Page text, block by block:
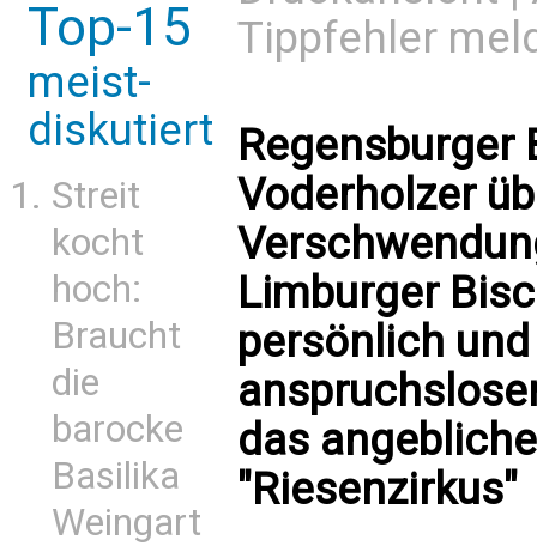
Top-15
meist-
diskutiert
Streit
kocht
hoch:
Braucht
die
barocke
Basilika
Weingart
Tippfehler
Regensburger
Voderholzer
Limburger
persönlich
das
"Riesenzirkus"